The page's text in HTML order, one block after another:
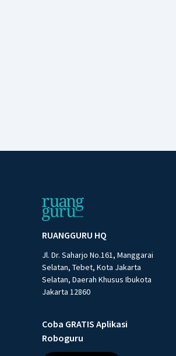
RUANGGURU HQ
Jl. Dr. Saharjo No.161, Manggarai
Selatan, Tebet, Kota Jakarta
Selatan, Daerah Khusus Ibukota
Jakarta 12860
Coba GRATIS Aplikasi
Roboguru